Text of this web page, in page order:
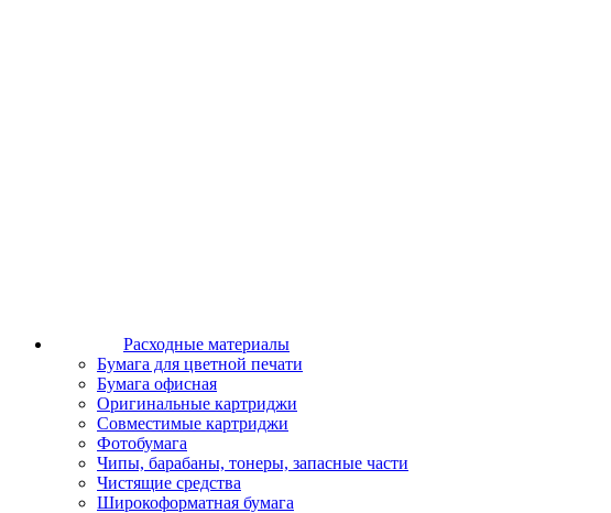
Расходные материалы
Бумага для цветной печати
Бумага офисная
Оригинальные картриджи
Совместимые картриджи
Фотобумага
Чипы, барабаны, тонеры, запасные части
Чистящие средства
Широкоформатная бумага